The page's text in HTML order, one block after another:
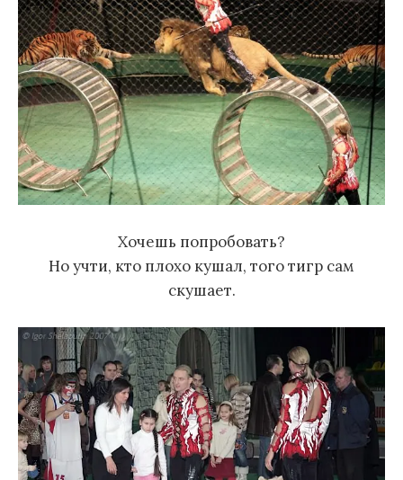
Хочешь попробовать?
Но учти, кто плохо кушал, того тигр сам
скушает.